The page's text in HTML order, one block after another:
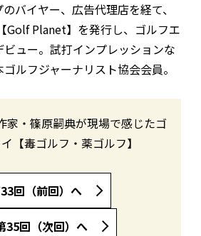
バイヤー、広告代理店を経て、
Golf Planet】を発行し、ゴルフエ
ビュー。試打インプレッションな
ルフジャーナリスト協会会員。
家・篠原嗣典が現場で感じたゴ
【毒ゴルフ・薬ゴルフ】
回（前回）へ
35回（次回）へ